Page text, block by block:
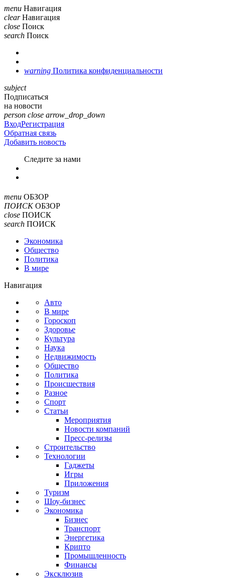
menu Навигация
clear Навигация
close Поиск
search Поиск
warning Политика конфиденциальности
subject
Подписаться
на новости
person close arrow_drop_down
ВходРегистрация
Обратная связь
Добавить новость
Cледите за нами
menu ОБЗОР
ПОИСК ОБЗОР
close ПОИСК
search ПОИСК
Экономика
Общество
Политика
В мире
Навигация
Авто
В мире
Гороскоп
Здоровье
Культура
Наука
Недвижимость
Общество
Политика
Происшествия
Разное
Спорт
Статьи
Мероприятия
Новости компаний
Пресс-релизы
Строительство
Технологии
Гаджеты
Игры
Приложения
Туризм
Шоу-бизнес
Экономика
Бизнес
Транспорт
Энергетика
Крипто
Промышленность
Финансы
Эксклюзив